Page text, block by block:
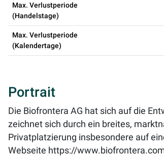
Max. Verlustperiode
(Handelstage)
Max. Verlustperiode
(Kalendertage)
Portrait
Die Biofrontera AG hat sich auf die
zeichnet sich durch ein breites,
Privatplatzierung insbesondere auf
Webseite https://